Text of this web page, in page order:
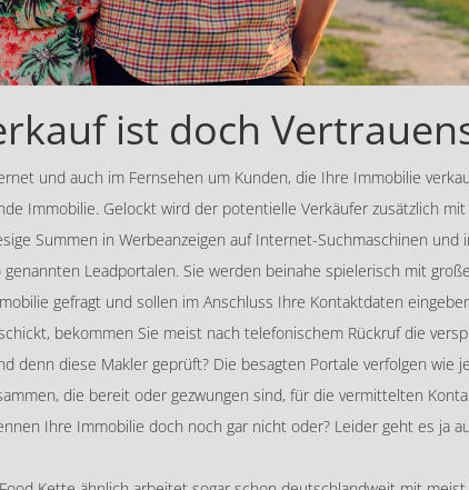
ist doch
und auch im Fernsehen um Kunden, die Ihre Immobilie
Immobilie. Gelockt wird der potentielle Verkäufer zusätzlich
Summen in Werbeanzeigen auf Internet-Suchmaschinen
Leadportalen. Sie werden beinahe spielerisch mit
gefragt und sollen im Anschluss Ihre Kontaktdaten
bekommen Sie meist nach telefonischem Rückruf die
denn diese Makler geprüft? Die besagten Portale verfolgen
die bereit oder gezwungen sind, für die vermittelten
Ihre Immobilie doch noch gar nicht oder? Leider geht es ja